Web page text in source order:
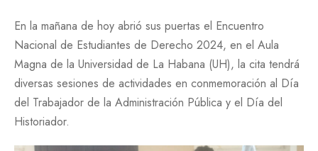
En la mañana de hoy abrió sus puertas el Encuentro
Nacional de Estudiantes de Derecho 2024, en el Aula
Magna de la Universidad de La Habana (UH), la cita tendrá
diversas sesiones de actividades en conmemoración al Día
del Trabajador de la Administración Pública y el Día del
Historiador.